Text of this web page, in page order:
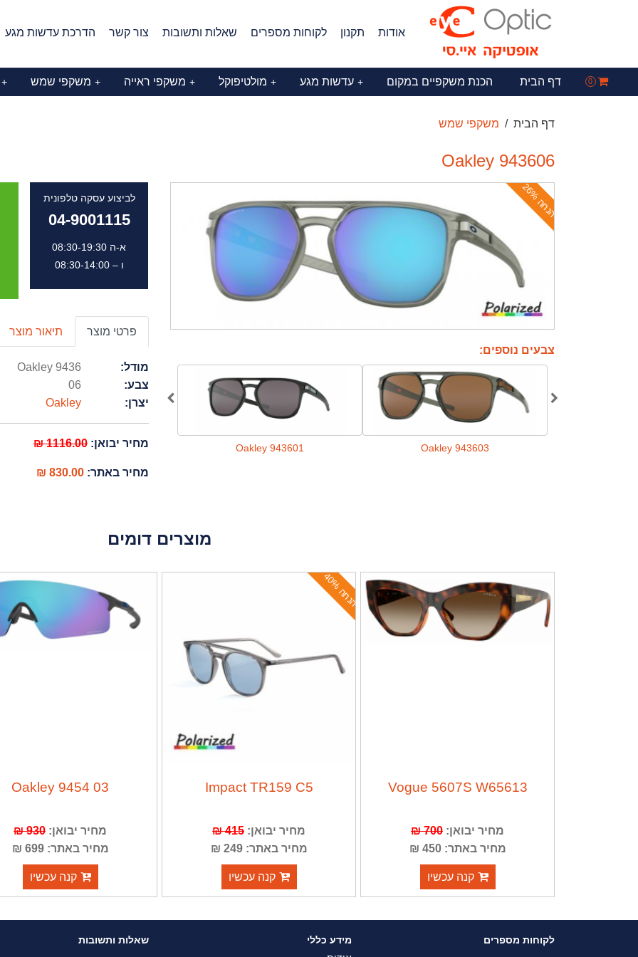
אודות תקנון לקוחות מספרים שאלות ותשובות צור קשר הדרכת עדשות מגע
0 דף הבית הכנת משקפיים במקום עדשות מגע + מולטיפוקל + משקפי ראייה + משקפי שמש +
+
דף הבית משקפי שמש
Oakley 943606
ה
נ
ח
ה
2
6
%
צבעים נוספים:
Oakley 943603
Oakley 943601
Oakley 943603
לביצוע עסקה טלפונית
04-9001115
א-ה 08:30-19:30
ו – 08:30-14:00
פרטי מוצר תיאור מוצר
מודל:
Oakley 9436
צבע:
06
יצרן:
Oakley
מחיר יבואן: 1116.00 ₪
מחיר באתר: 830.00 ₪
מוצרים דומים
Vogue 5607S W65613
מחיר יבואן: 700 ₪
מחיר באתר: 450 ₪
קנה עכשיו
ה
נ
ח
ה
4
0
%
Impact TR159 C5
מחיר יבואן: 415 ₪
מחיר באתר: 249 ₪
קנה עכשיו
03 9454 Oakley
מחיר יבואן: 930 ₪
מחיר באתר: 699 ₪
קנה עכשיו
לקוחות מספרים
מידע כללי
שאלות ותשובות